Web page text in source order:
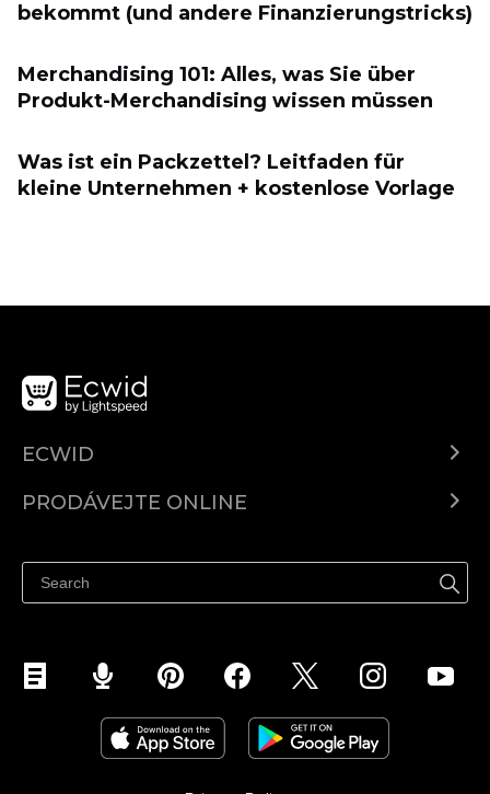
bekommt (und andere Finanzierungstricks)
Merchandising 101: Alles, was Sie über
Produkt-Merchandising wissen müssen
Was ist ein Packzettel? Leitfaden für
kleine Unternehmen + kostenlose Vorlage
ECWID
Ceny
PRODÁVEJTE ONLINE
Prodávejte na Facebooku
Prodávejte na Instagramu